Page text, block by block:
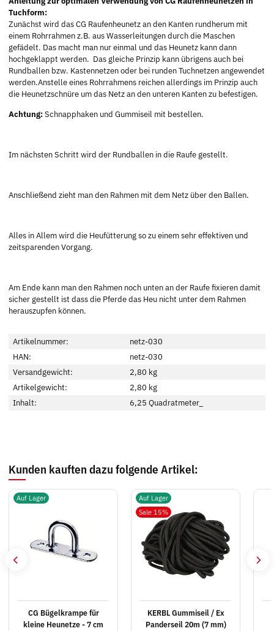
Tuchform:
Zunächst wird das CG Raufenheunetz an den Kanten rundherum mit
einem Rohrrahmen z.B. aus Wasserleitungen durch die Maschen
gefädelt. Das macht man nur einmal und das Heunetz kann dann
hochgeklappt werden. Das gleiche Prinzip kann übrigens auch bei
Rundballen bzw. Kastennetzen oder bei runden Tuchnetzen angewendet
werden.Anstelle eines Rohrrahmens reichen allerdings im Prinzip auch
die Heunetzschnüre um das Netz an den unteren Kanten zu befestigen.
Achtung:Schnapphaken und Gummiseil mit bestellen.
Im nächsten Schritt wird der Rundballen in die Raufe gestellt.
Anschließend zieht man den Rahmen mit dem Netz über den Ballen.
Alles in Allem wird die Heufütterung so zu einem sehr effektiven und
zeitsparenden Vorgang.
Am Ende kann man den Rahmen noch unten an der Raufe fixieren damit
sicher gestellt ist dass die Pferde das Heu nicht unter dem Rahmen
herauszupfen können.
Artikelnummer:
netz-030
HAN:
netz-030
Versandgewicht:
2,80 kg
Artikelgewicht:
2,80 kg
Inhalt:
6,25 Quadratmeter_
Kunden kauften dazu folgende Artikel:
Auf Lager
CG Bügelkrampe für
kleine Heunetze - 7 cm
Auf Lager
Sale 15%
KERBL Gummiseil / Ex
Panderseil 20m (7 mm)